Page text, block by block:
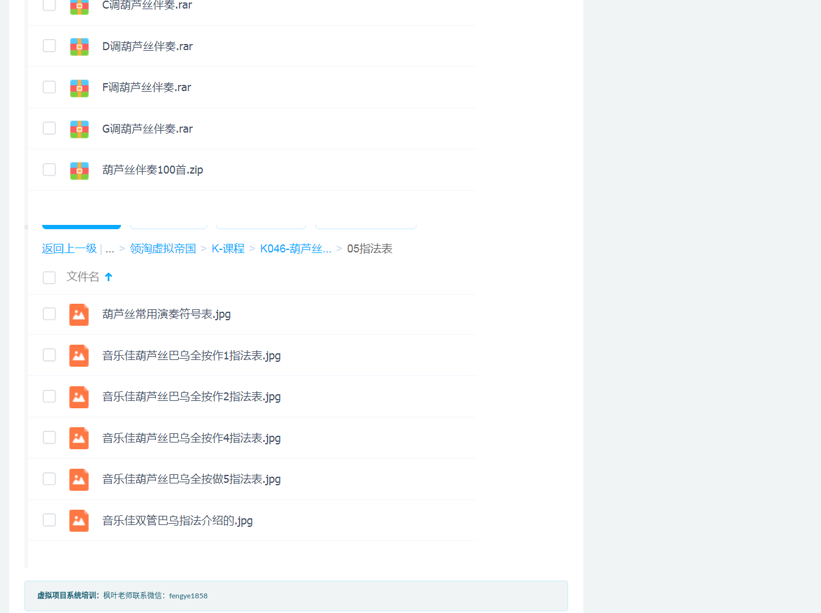
虚拟项目系统培训： 枫叶老师联系微信：fengye1858